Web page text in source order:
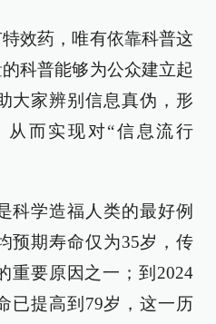
效药，唯有依靠科普这
科普能够为公众建立起
大家辨别信息真伪，形
从而实现对“信息流行
科学造福人类的最好例
预期寿命仅为35岁，传
重要原因之一；到2024
已提高到79岁，这一历